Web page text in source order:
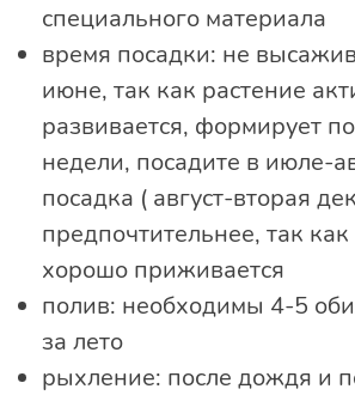
специального материала
время посадки: не
июне, так как растение
развивается, формирует
недели, посадите в июле-
посадка ( август-вторая
предпочтительнее, так
хорошо приживается
полив: необходимы 4-5
за лето
рыхление: после дождя и